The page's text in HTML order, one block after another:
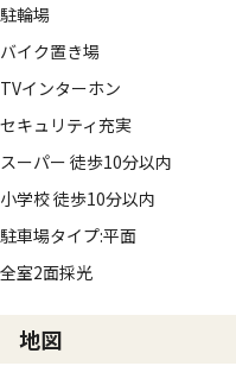
駐輪場
バイク置き場
TVインターホン
セキュリティ充実
スーパー 徒歩10分以内
小学校 徒歩10分以内
駐車場タイプ:平面
全室2面採光
地図